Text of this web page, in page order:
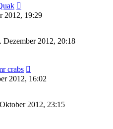
2012, 19:29
2012, 20:18
crabs
2012, 16:02
2012, 23:15